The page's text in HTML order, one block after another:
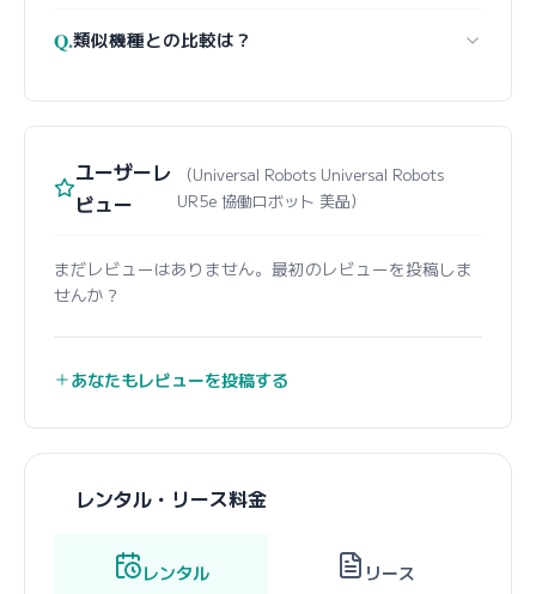
Q.類似機種との比較は？
ユーザーレ
ビュー
（Universal Robots Universal Robots
UR5e 協働ロボット 美品）
まだレビューはありません。最初のレビューを投稿しま
せんか？
あなたもレビューを投稿する
レンタル・リース料金
レンタル リース